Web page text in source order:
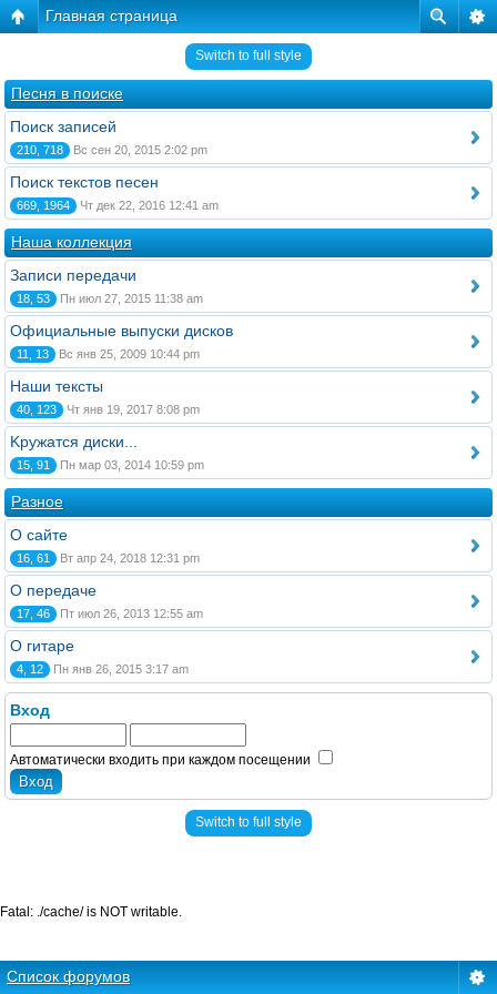
Главная страница
Switch to full style
Песня в поиске
Поиск записей
210, 718 Вс сен 20, 2015 2:02 pm
Поиск текстов песен
669, 1964 Чт дек 22, 2016 12:41 am
Наша коллекция
Записи передачи
18, 53 Пн июл 27, 2015 11:38 am
Официальные выпуски дисков
11, 13 Вс янв 25, 2009 10:44 pm
Наши тексты
40, 123 Чт янв 19, 2017 8:08 pm
Kружатся диски...
15, 91 Пн мар 03, 2014 10:59 pm
Разное
О сайте
16, 61 Вт апр 24, 2018 12:31 pm
О передаче
17, 46 Пт июл 26, 2013 12:55 am
О гитаре
4, 12 Пн янв 26, 2015 3:17 am
Вход
Автоматически входить при каждом посещении
Switch to full style
Список форумов
Fatal: ./cache/ is NOT writable.